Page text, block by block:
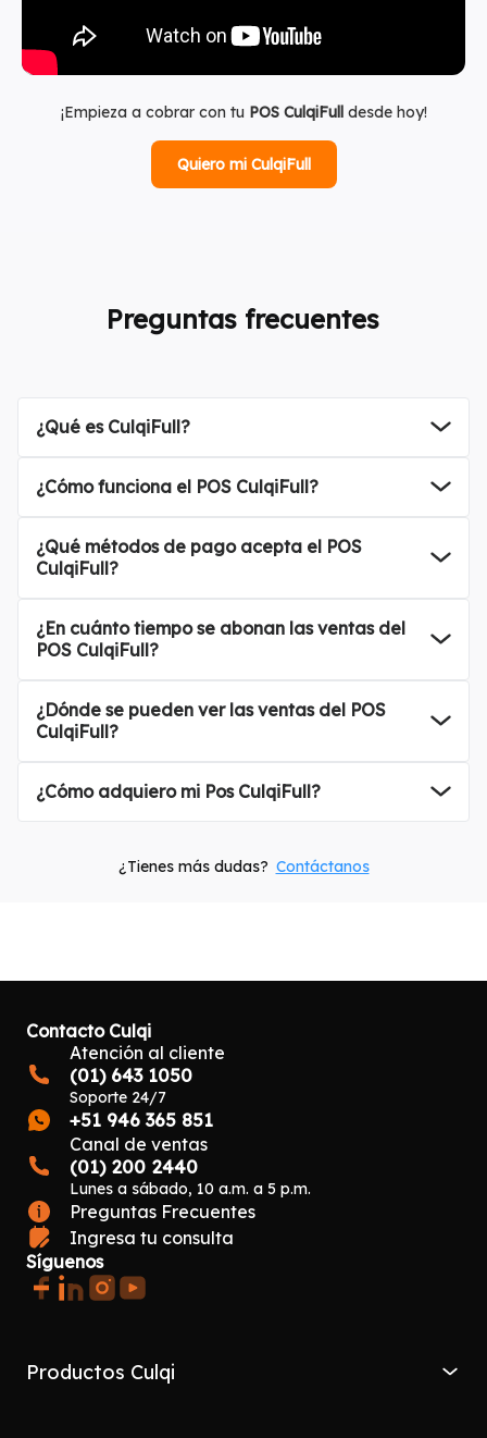
¡Empieza a cobrar con tu POS CulqiFulldesde hoy!
Quiero mi CulqiFull
Preguntas frecuentes
¿Qué es CulqiFull?
¿Cómo funciona el POS CulqiFull?
¿Qué métodos de pago acepta el POS
CulqiFull?
¿En cuánto tiempo se abonan las ventas del
POS CulqiFull?
¿Dónde se pueden ver las ventas del POS
CulqiFull?
¿Cómo adquiero mi Pos CulqiFull?
¿Tienes más dudas? Contáctanos
Contacto Culqi
Atención al cliente
(01) 643 1050
Soporte 24/7
+51 946 365 851
Canal de ventas
(01) 200 2440
Lunes a sábado, 10 a.m. a 5 p.m.
Preguntas Frecuentes
Ingresa tu consulta
Síguenos
Productos Culqi